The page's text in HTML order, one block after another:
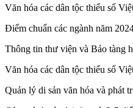
Văn hóa các dân tộc thiểu số
Điểm chuẩn các ngành năm
Thông tin thư viện và Bảo tàng
Văn hóa các dân tộc thiểu số
Quản lý di sản văn hóa và phát